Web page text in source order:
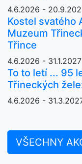
4.6.2026 -
Kostel svatého
Muzeum
Třince
4.6.2026 - 31.1.2027
To to letí ... 95
Třineckých
4.6.2026 -
VŠECHNY